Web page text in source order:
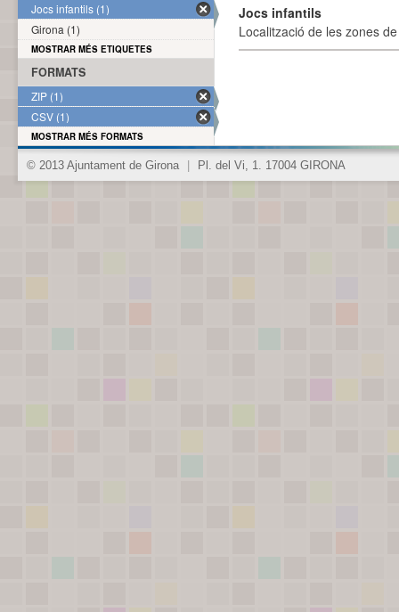
Jocs infantils
Localització de les zones
Jocs infantils (1)
Girona (1)
MOSTRAR MÉS ETIQUETES
FORMATS
ZIP (1)
CSV (1)
MOSTRAR MÉS FORMATS
© 2013 Ajuntament de Girona Pl. del Vi, 1. 17004 GIRONA